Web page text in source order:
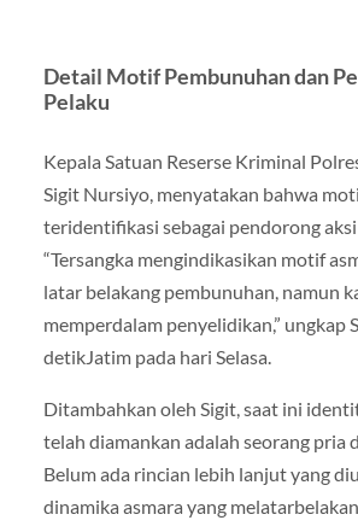
Detail Motif Pembunuhan dan
Pelaku
Kepala Satuan Reserse Kriminal
Sigit Nursiyo, menyatakan bahwa
teridentifikasi sebagai pendorong
“Tersangka mengindikasikan motif
latar belakang pembunuhan, namun
memperdalam penyelidikan,” ungkap
detikJatim pada hari Selasa.
Ditambahkan oleh Sigit, saat ini
telah diamankan adalah seorang pria
Belum ada rincian lebih lanjut yang
dinamika asmara yang